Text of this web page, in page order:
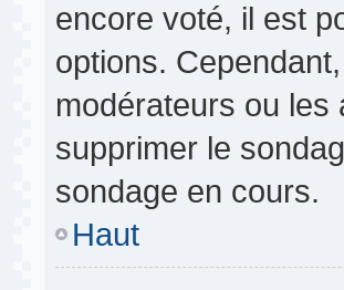
encore voté, il est
options.
modérateurs ou les
supprimer le
sondage en cours.
Haut